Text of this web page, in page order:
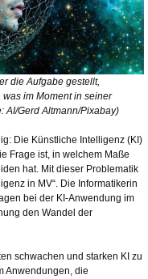
die Aufgabe gestellt,
im Moment in seiner
AI/Gerd Altmann/Pixabay)
Die Künstliche Intelligenz (KI)
Frage ist, in welchem Maße
hat. Mit dieser Problematik
in MV“. Die Informatikerin
bei der KI-Anwendung im
den Wandel der
schwachen und starken KI zu
Anwendungen, die